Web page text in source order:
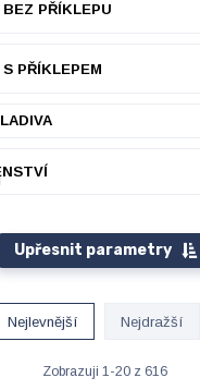
BEZ PŘÍKLEPU
PŘÍKLEPEM
Upřesnit parametry
Nejlevnější Nejdražší
Zobrazuji 1-20 z 616